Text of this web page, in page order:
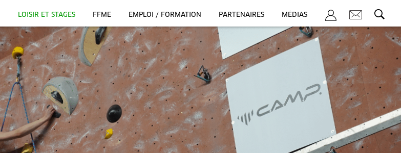
LOISIR ET STAGES FFME EMPLOI / FORMATION PARTENAIRES MÉDIAS